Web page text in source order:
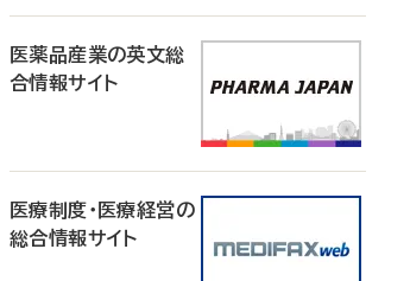
医薬品産業の英文総
合情報サイト
医療制度・医療経営の
総合情報サイト